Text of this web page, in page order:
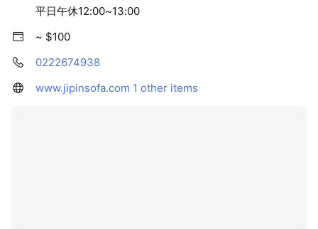
平日午休12:00~13:00
~ $100
0222674938
www.jipinsofa.com 1 other items